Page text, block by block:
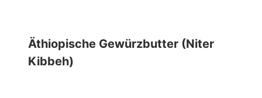
Äthiopische Gewürzbutter (Niter
Kibbeh)